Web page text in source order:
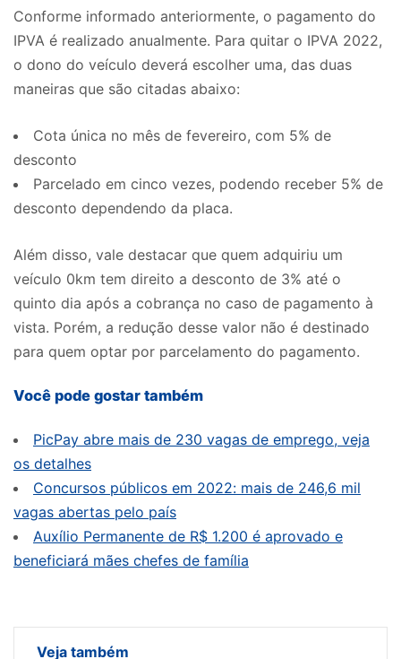
Conforme informado anteriormente, o pagamento do
IPVA é realizado anualmente. Para quitar o IPVA 2022,
o dono do veículo deverá escolher uma, das duas
maneiras que são citadas abaixo:
Cota única no mês de fevereiro, com 5% de
desconto
Parcelado em cinco vezes, podendo receber 5% de
desconto dependendo da placa.
Além disso, vale destacar que quem adquiriu um
veículo 0km tem direito a desconto de 3% até o
quinto dia após a cobrança no caso de pagamento à
vista. Porém, a redução desse valor não é destinado
para quem optar por parcelamento do pagamento.
Você pode gostar também
PicPay abre mais de 230 vagas de emprego, veja
os detalhes
Concursos públicos em 2022: mais de 246,6 mil
vagas abertas pelo país
Auxílio Permanente de R$ 1.200 é aprovado e
beneficiará mães chefes de família
Veja também